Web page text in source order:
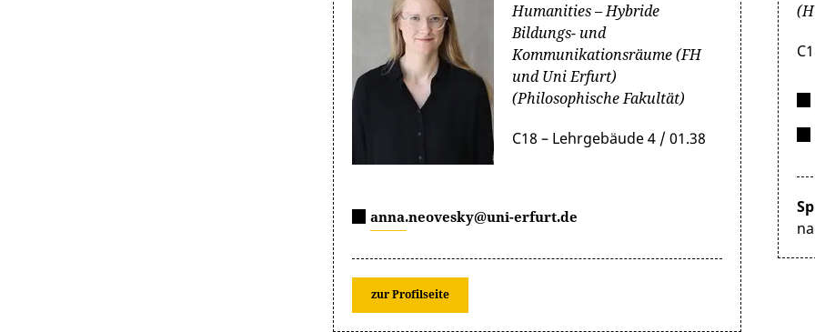
Humanities – Hybride
Bildungs- und
Kommunikationsräume (FH
und Uni Erfurt)
(Philosophische Fakultät)
C18 – Lehrgebäude 4 / 01.38
anna.neovesky@uni-erfurt.de
zur Profilseite